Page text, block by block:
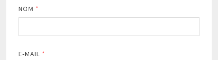
NOM *
E-MAIL *